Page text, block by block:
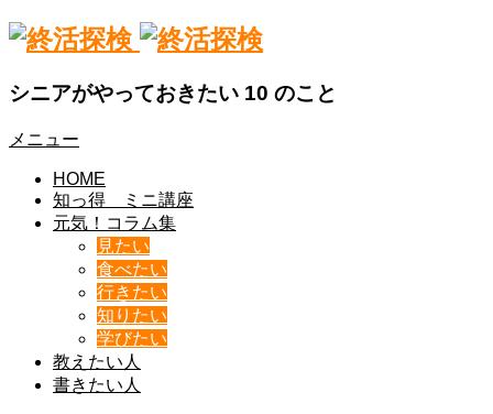
シニアがやっておきたい 10 のこと
メニュー
HOME
知っ得 ミニ講座
元気！コラム集
見たい
食べたい
行きたい
知りたい
学びたい
教えたい人
書きたい人